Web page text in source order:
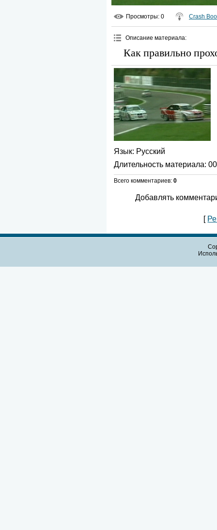
Просмотры: 0 Crash
Описание материала:
Как правильно
Язык: Русский
Длительность материала:
Всего комментариев: 0
Добавлять
[